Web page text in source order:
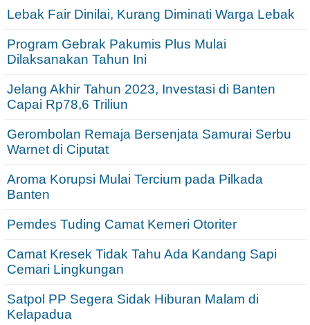
Lebak Fair Dinilai, Kurang Diminati Warga Lebak
Program Gebrak Pakumis Plus Mulai
Dilaksanakan Tahun Ini
Jelang Akhir Tahun 2023, Investasi di Banten
Capai Rp78,6 Triliun
Gerombolan Remaja Bersenjata Samurai Serbu
Warnet di Ciputat
Aroma Korupsi Mulai Tercium pada Pilkada
Banten
Pemdes Tuding Camat Kemeri Otoriter
Camat Kresek Tidak Tahu Ada Kandang Sapi
Cemari Lingkungan
Satpol PP Segera Sidak Hiburan Malam di
Kelapadua